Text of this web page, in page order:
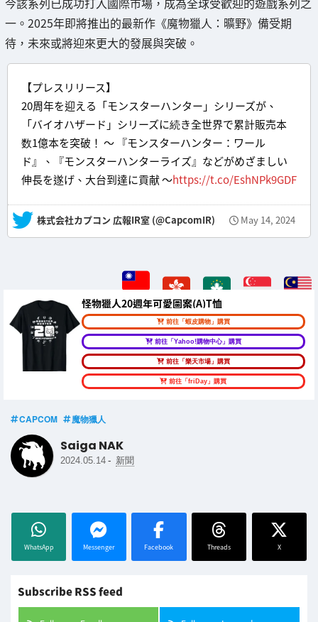
一。2025年即將推出的最新作《魔物獵人：曠野》備受期
待，未來或將迎來更大的發展與突破。
【プレスリリース】
20周年を迎える「モンスターハンター」シリーズが、
「バイオハザード」シリーズに続き全世界で累計販売本
数1億本を突破！ ～ 『モンスターハンター：ワール
ド』、『モンスターハンターライズ』などがめざましい
伸長を遂げ、大台到達に貢献 ～https://t.co/EshNPk9GDF
— 株式会社カプコン 広報IR室 (@CapcomIR) May 14, 2024
怪物獵人20週年可愛圖案(A)T恤
前往「蝦皮購物」購買
前往「Yahoo!購物中心」購買
前往「樂天市場」購買
前往「friDay」購買
CAPCOM 魔物獵人
Saiga NAK
2024.05.14 - 新聞
WhatsApp Messenger Facebook Threads X
Subscribe RSS feed